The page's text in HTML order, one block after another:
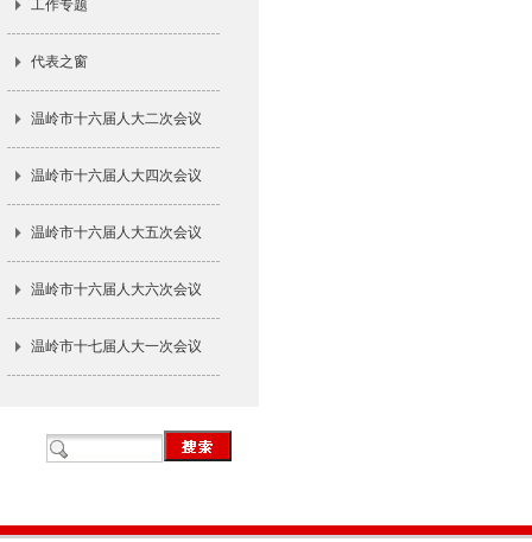
工作专题
代表之窗
温岭市十六届人大二次会议
温岭市十六届人大四次会议
温岭市十六届人大五次会议
温岭市十六届人大六次会议
温岭市十七届人大一次会议